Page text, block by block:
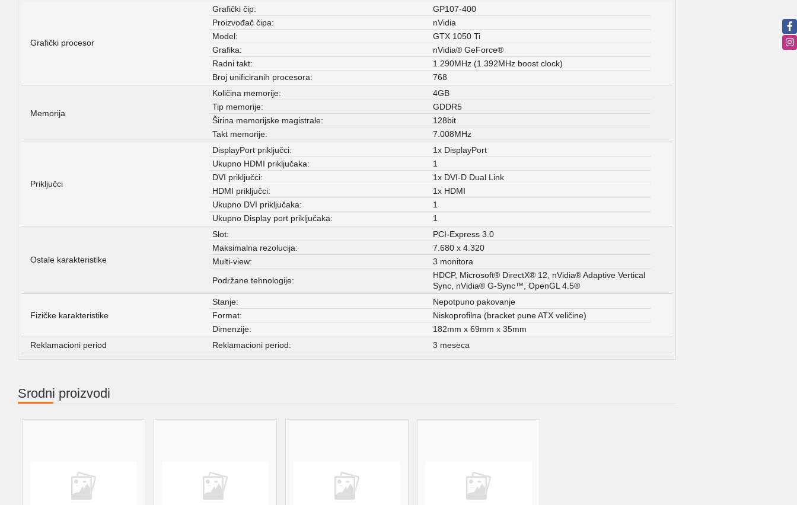
Grafički procesor
Grafički čip:
GP107-400
Proizvođač čipa:
nVidia
Model:
GTX 1050 Ti
Grafika:
nVidia® GeForce®
Radni takt:
1.290MHz (1.392MHz boost clock)
Broj unificiranih procesora:
768
Memorija
Količina memorije:
4GB
Tip memorije:
GDDR5
Širina memorijske magistrale:
128bit
Takt memorije:
7.008MHz
Priključci
DisplayPort priključci:
1x DisplayPort
Ukupno HDMI priključaka:
1
DVI priključci:
1x DVI-D Dual Link
HDMI priključci:
1x HDMI
Ukupno DVI priključaka:
1
Ukupno Display port priključaka:
1
Ostale karakteristike
Slot:
PCI-Express 3.0
Maksimalna rezolucija:
7.680 x 4.320
Multi-view:
3 monitora
Podržane tehnologije:
HDCP, Microsoft® DirectX® 12, nVidia® Adaptive Vertical
Sync, nVidia® G-Sync™, OpenGL 4.5®
Fizičke karakteristike
Stanje:
Nepotpuno pakovanje
Format:
Niskoprofilna (bracket pune ATX veličine)
Dimenzije:
182mm x 69mm x 35mm
Reklamacioni period
Reklamacioni period: 3 meseca
Srodni proizvodi